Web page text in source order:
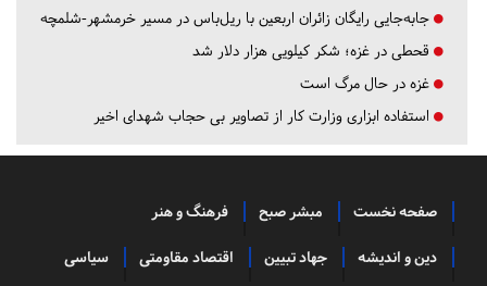
جابه‌جایی رایگان زائران اربعین با ریل‌باس در مسیر خرمشهر-شلمچه
قحطی در غزه؛ شکر کیلویی هزار دلار شد
غزه در حال مرگ است
استفاده ابزاری وزارت کار از تصاویر بی حجاب شهدای اخیر
صفحه نخست مبشر صبح فرهنگ و هنر
دین و اندیشه جهاد تبیین اقتصاد مقاومتی سیاسی